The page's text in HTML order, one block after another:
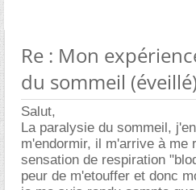
Re : Mon
du sommeil (éveillé)
Salut,
La paralysie du sommeil,
m'endormir, il m'arrive à me
sensation de respiration
peur de m'etouffer et donc